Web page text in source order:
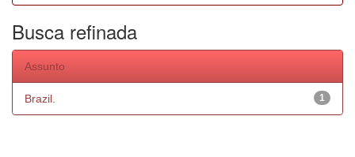
Busca refinada
Assunto
1
Brazil.